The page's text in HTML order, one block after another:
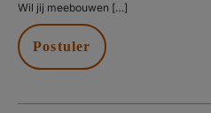
Wil jij meebouwen […]
Postuler